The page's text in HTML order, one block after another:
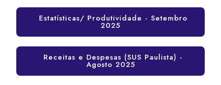
Estatísticas/ Produtividade - Setembro
2025
Receitas e Despesas (SUS Paulista) -
Agosto 2025